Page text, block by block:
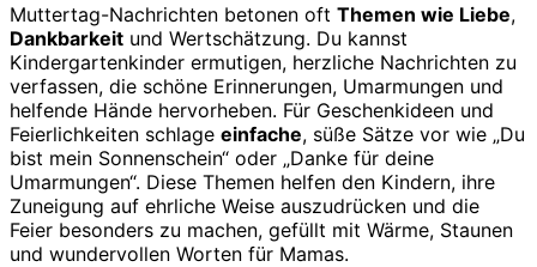
Muttertag-Nachrichten betonen oft Themen wie Liebe,
Dankbarkeit und Wertschätzung. Du kannst
Kindergartenkinder ermutigen, herzliche Nachrichten zu
verfassen, die schöne Erinnerungen, Umarmungen und
helfende Hände hervorheben. Für Geschenkideen und
Feierlichkeiten schlage einfache, süße Sätze vor wie „Du
bist mein Sonnenschein“ oder „Danke für deine
Umarmungen“. Diese Themen helfen den Kindern, ihre
Zuneigung auf ehrliche Weise auszudrücken und die
Feier besonders zu machen, gefüllt mit Wärme, Staunen
und wundervollen Worten für Mamas.